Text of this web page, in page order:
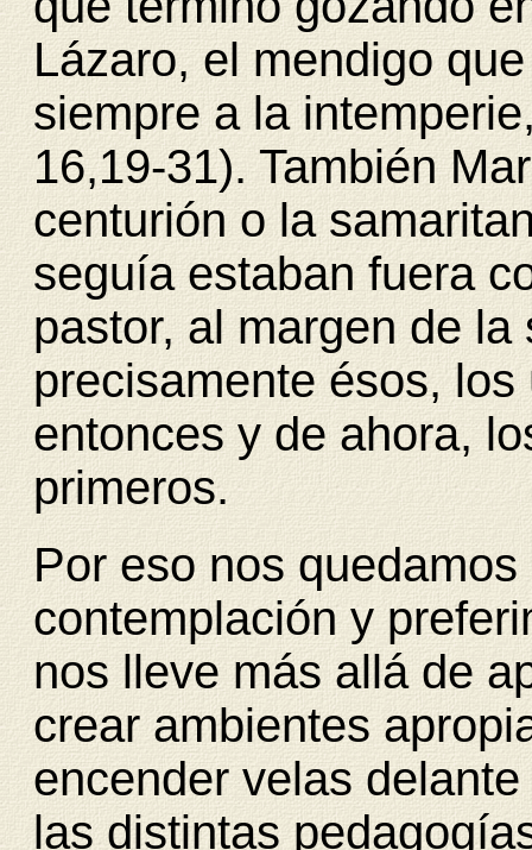
Lázaro, el mendigo
siempre a la
16,19-31). También
centurión o la
seguía estaban fuera
pastor, al margen de
precisamente ésos, los
entonces y de ahora,
primeros.
Por eso nos
contemplación y
nos lleve más allá de
crear ambientes
encender velas
las distintas